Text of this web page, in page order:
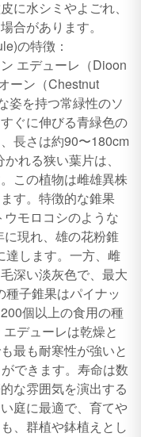
に水シミやよごれ、
合があります。
の特徴：
エデューレ（Dioon
ーン（Chestnut
姿を持つ常緑性のソ
ぐに伸びる青緑色の
長さは約90〜180cm
れる狭い葉片は、
この植物は雌雄異株
す。特徴的な錐果
モロコシのような
現れ、雄の花粉錐
達します。一方、雌
深い淡灰色で、最大
子錐果はパイナッ
個以上の食用の種
デューレは乾燥と
最も耐寒性が強いと
できます。寿命は数
な雰囲気を演出する
庭に最適で、育てや
、群植や鉢植えとし